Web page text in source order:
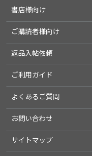
書店様向け
ご購読者様向け
返品入帖依頼
ご利用ガイド
よくあるご質問
お問い合わせ
サイトマップ